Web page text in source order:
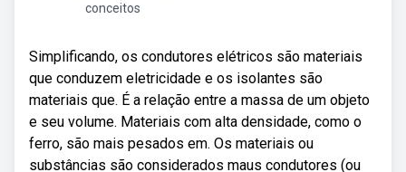
conceitos
Simplificando, os condutores elétricos são materiais
que conduzem eletricidade e os isolantes são
materiais que. É a relação entre a massa de um objeto
e seu volume. Materiais com alta densidade, como o
ferro, são mais pesados em. Os materiais ou
substâncias são considerados maus condutores (ou